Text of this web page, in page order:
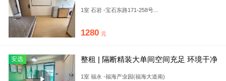
1室 石岩 -宝石东路171-258号...
1280 元
安选
整租 | 隔断精装大单间空间充足 环境干净
1室 福永 -福海产业园(福海大道南)